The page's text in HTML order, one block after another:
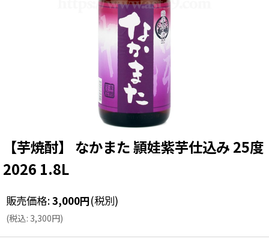
【芋焼酎】 なかまた 頴娃紫芋仕込み 25度
2026 1.8L
販売価格:3,000円(税別)
(税込: 3,300円)